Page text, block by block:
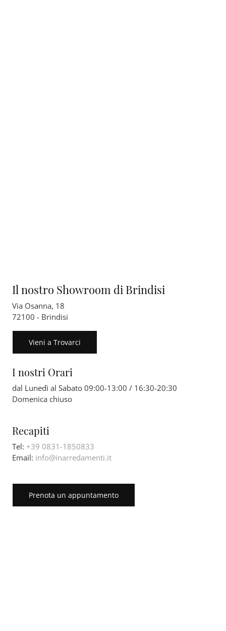
Il nostro Showroom di Brindisi
Via Osanna, 18
72100 - Brindisi
Vieni a Trovarci
I nostri Orari
dal Lunedì al Sabato 09:00-13:00 / 16:30-20:30
Domenica chiuso
Recapiti
Tel: +39 0831-1850833
Email: info@inarredamenti.it
Prenota un appuntamento